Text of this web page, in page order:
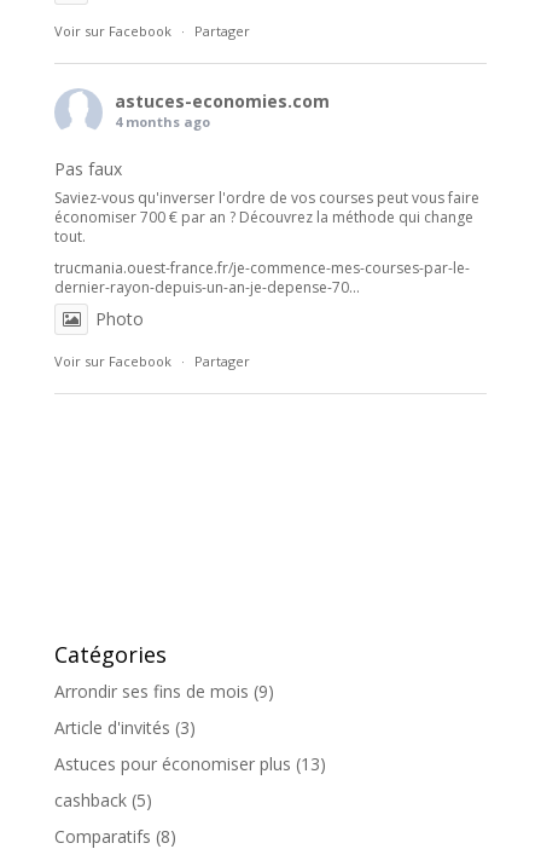
Voir sur Facebook · Partager
astuces-economies.com
4 months ago
Pas faux
Saviez-vous qu'inverser l'ordre de vos courses peut vous faire
économiser 700 € par an ? Découvrez la méthode qui change
tout.
trucmania.ouest-france.fr/je-commence-mes-courses-par-le-
dernier-rayon-depuis-un-an-je-depense-70...
Photo
Voir sur Facebook · Partager
Catégories
Arrondir ses fins de mois (9)
Article d'invités (3)
Astuces pour économiser plus (13)
cashback(5)
Comparatifs (8)